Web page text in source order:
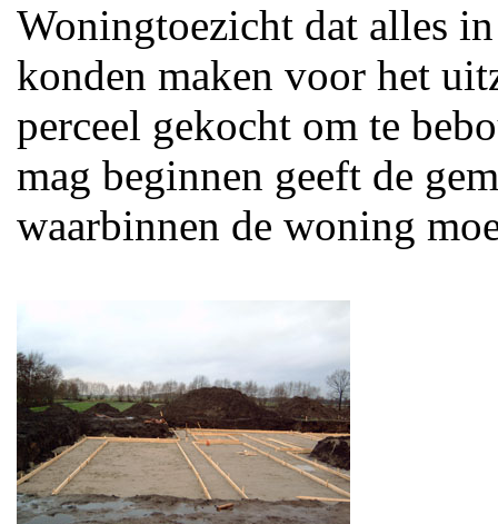
Woningtoezicht dat alles
konden maken voor het
perceel gekocht om te
mag beginnen geeft de
waarbinnen de woning